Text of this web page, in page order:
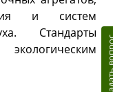
и систем
Стандарты